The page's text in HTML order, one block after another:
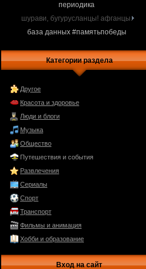
периодика
шурави, бугурусланцы! афганцы.
база данных #памятьпобеды
Категории раздела
Другое
Красота и здоровье
Люди и блоги
Музыка
Общество
Путешествия и события
Развлечения
Сериалы
Спорт
Транспорт
Фильмы и анимация
Хобби и образование
Вход на сайт